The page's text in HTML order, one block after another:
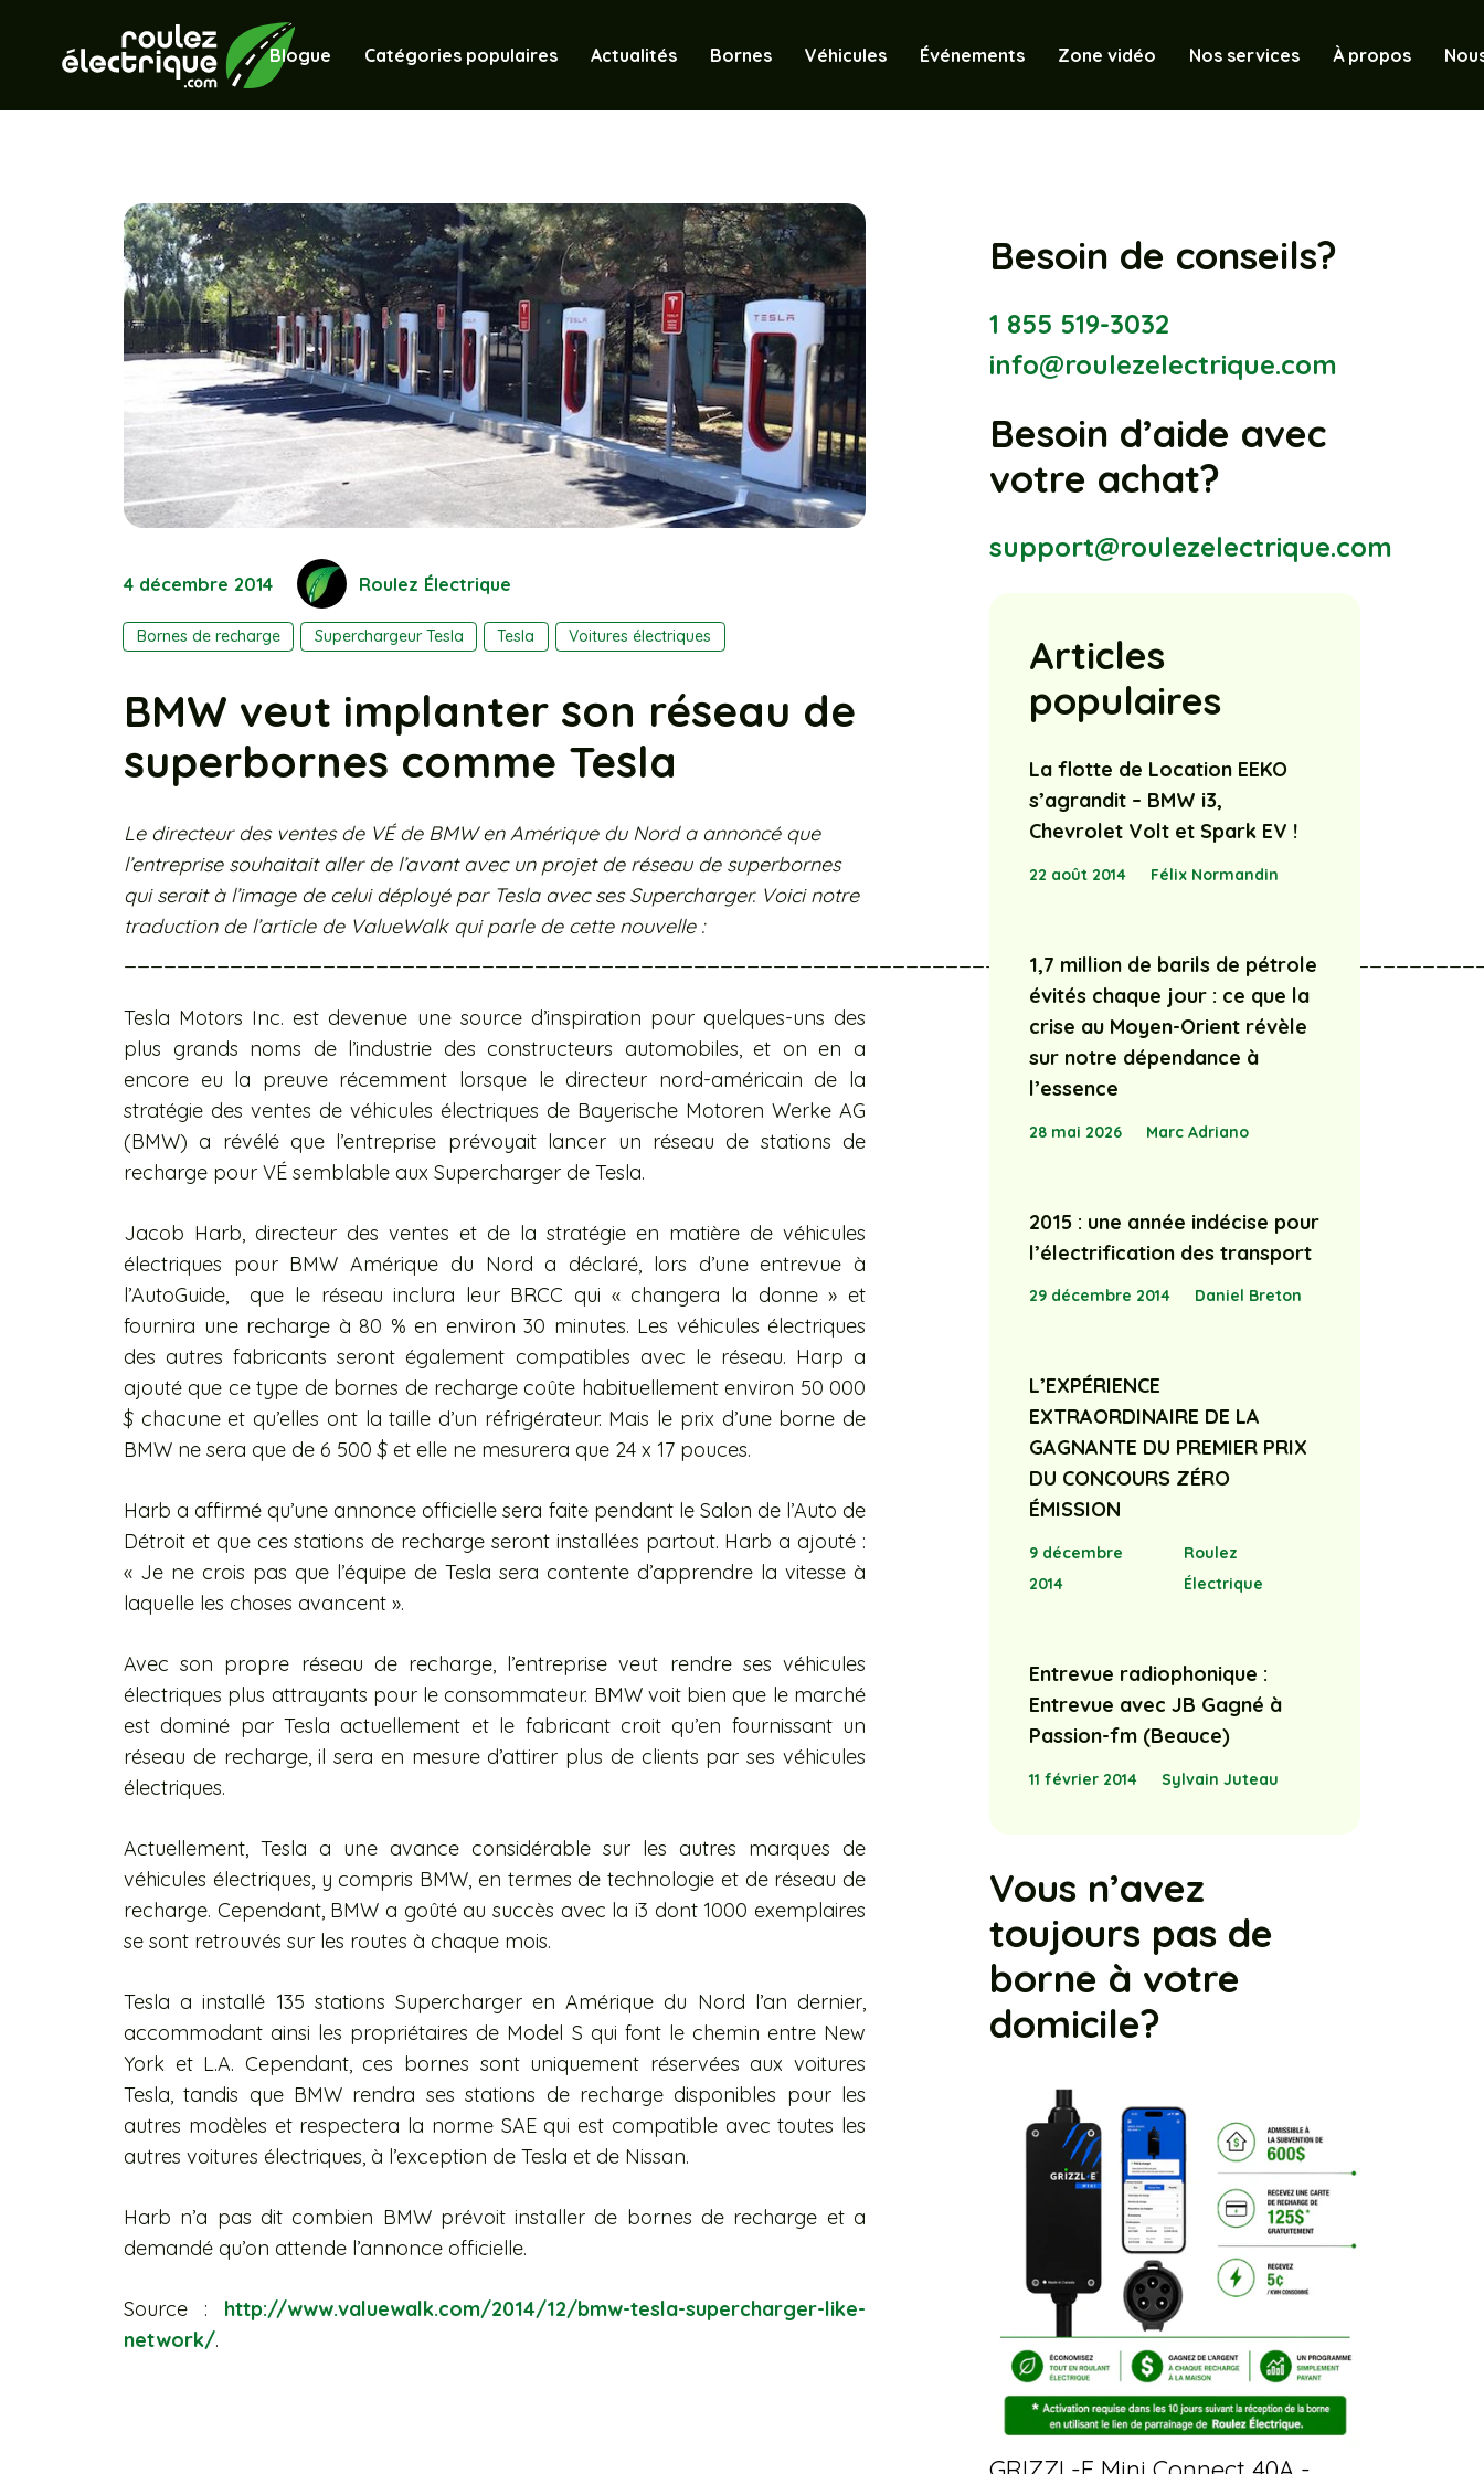
Blogue Catégories populaires Actualités Bornes Véhicules Événements Zone vidéo Nos services À propos
4 décembre 2014 Roulez Électrique
Bornes de recharge Superchargeur Tesla Tesla Voitures électriques
BMW veut implanter son réseau de
superbornes comme Tesla
Le directeur des ventes de VÉ de BMW en Amérique du Nord a annoncé que
l’entreprise souhaitait aller de l’avant avec un projet de réseau de superbornes
qui serait à l’image de celui déployé par Tesla avec ses Supercharger. Voici notre
traduction de l’article de ValueWalk qui parle de cette nouvelle :
Tesla Motors Inc. est devenue une source d’inspiration pour quelques-uns des
plus grands noms de l’industrie des constructeurs automobiles, et on en a
encore eu la preuve récemment lorsque le directeur nord-américain de la
stratégie des ventes de véhicules électriques de Bayerische Motoren Werke AG
(BMW) a révélé que l’entreprise prévoyait lancer un réseau de stations de
recharge pour VÉ semblable aux Supercharger de Tesla.
Jacob Harb, directeur des ventes et de la stratégie en matière de véhicules
électriques pour BMW Amérique du Nord a déclaré, lors d’une entrevue à
l’AutoGuide, que le réseau inclura leur BRCC qui « changera la donne » et
fournira une recharge à 80 % en environ 30 minutes. Les véhicules électriques
des autres fabricants seront également compatibles avec le réseau. Harp a
ajouté que ce type de bornes de recharge coûte habituellement environ 50 000
$ chacune et qu’elles ont la taille d’un réfrigérateur. Mais le prix d’une borne de
BMW ne sera que de 6 500 $ et elle ne mesurera que 24 x 17 pouces.
Harb a affirmé qu’une annonce officielle sera faite pendant le Salon de l’Auto de
Détroit et que ces stations de recharge seront installées partout. Harb a ajouté :
« Je ne crois pas que l’équipe de Tesla sera contente d’apprendre la vitesse à
laquelle les choses avancent ».
Avec son propre réseau de recharge, l’entreprise veut rendre ses véhicules
électriques plus attrayants pour le consommateur. BMW voit bien que le marché
est dominé par Tesla actuellement et le fabricant croit qu’en fournissant un
réseau de recharge, il sera en mesure d’attirer plus de clients par ses véhicules
électriques.
Actuellement, Tesla a une avance considérable sur les autres marques de
véhicules électriques, y compris BMW, en termes de technologie et de réseau de
recharge. Cependant, BMW a goûté au succès avec la i3 dont 1000 exemplaires
se sont retrouvés sur les routes à chaque mois.
Tesla a installé 135 stations Supercharger en Amérique du Nord l’an dernier,
accommodant ainsi les propriétaires de Model S qui font le chemin entre New
York et L.A. Cependant, ces bornes sont uniquement réservées aux voitures
Tesla, tandis que BMW rendra ses stations de recharge disponibles pour les
autres modèles et respectera la norme SAE qui est compatible avec toutes les
autres voitures électriques, à l’exception de Tesla et de Nissan.
Harb n’a pas dit combien BMW prévoit installer de bornes de recharge et a
demandé qu’on attende l’annonce officielle.
Source : http://www.valuewalk.com/2014/12/bmw-tesla-supercharger-like-
network/.
Besoin de conseils?
1 855 519-3032
info@roulezelectrique.com
Besoin d’aide avec
votre achat?
support@roulezelectrique.com
Articles
populaires
La flotte de Location EEKO
s’agrandit – BMW i3,
Chevrolet Volt et Spark EV !
22 août 2014 Félix Normandin
1,7 million de barils de pétrole
évités chaque jour : ce que la
crise au Moyen-Orient révèle
sur notre dépendance à
l’essence
28 mai 2026 Marc Adriano
2015 : une année indécise pour
l’électrification des transport
29 décembre 2014 Daniel Breton
L’EXPÉRIENCE
EXTRAORDINAIRE DE LA
GAGNANTE DU PREMIER PRIX
DU CONCOURS ZÉRO
ÉMISSION
9 décembre
2014
Roulez
Électrique
Entrevue radiophonique :
Entrevue avec JB Gagné à
Passion-fm (Beauce)
11 février 2014 Sylvain Juteau
Vous n’avez
toujours pas de
borne à votre
domicile?